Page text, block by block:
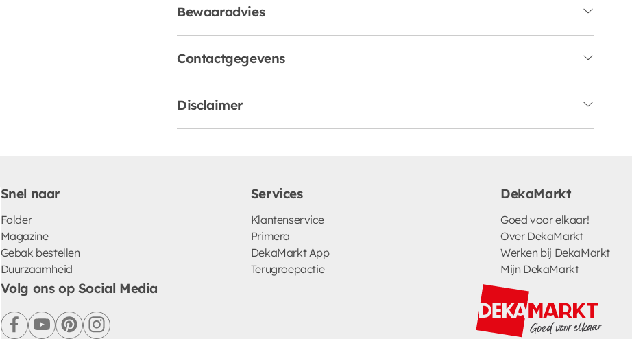
Bewaaradvies
Contactgegevens
Disclaimer
Snel naar
Folder
Magazine
Gebak bestellen
Duurzaamheid
Services
Klantenservice
Primera
DekaMarkt App
Terugroepactie
DekaMarkt
Goed voor elkaar!
Over DekaMarkt
Werken bij DekaMarkt
Mijn DekaMarkt
Volg ons op Social Media
facebookyoutubepinterestinstagram